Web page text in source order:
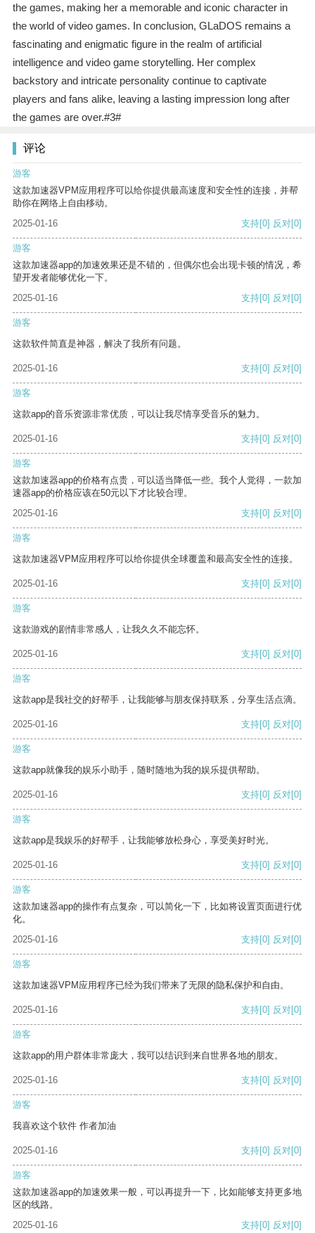
the games, making her a memorable and iconic character in
the world of video games. In conclusion, GLaDOS remains a
fascinating and enigmatic figure in the realm of artificial
intelligence and video game storytelling. Her complex
backstory and intricate personality continue to captivate
players and fans alike, leaving a lasting impression long after
the games are over.#3#
评论
游客
这款加速器VPM应用程序可以给你提供最高速度和安全性的连接，并帮
助你在网络上自由移动。
2025-01-16
支持[0] 反对[0]
游客
这款加速器app的加速效果还是不错的，但偶尔也会出现卡顿的情况，希
望开发者能够优化一下。
2025-01-16
支持[0] 反对[0]
游客
这款软件简直是神器，解决了我所有问题。
2025-01-16 支持[0] 反对[0]
游客
这款app的音乐资源非常优质，可以让我尽情享受音乐的魅力。
2025-01-16 支持[0] 反对[0]
游客
这款加速器app的价格有点贵，可以适当降低一些。我个人觉得，一款加
速器app的价格应该在50元以下才比较合理。
2025-01-16
支持[0] 反对[0]
游客
这款加速器VPM应用程序可以给你提供全球覆盖和最高安全性的连接。
2025-01-16 支持[0] 反对[0]
游客
这款游戏的剧情非常感人，让我久久不能忘怀。
2025-01-16 支持[0] 反对[0]
游客
这款app是我社交的好帮手，让我能够与朋友保持联系，分享生活点滴。
2025-01-16 支持[0] 反对[0]
游客
这款app就像我的娱乐小助手，随时随地为我的娱乐提供帮助。
2025-01-16 支持[0] 反对[0]
游客
这款app是我娱乐的好帮手，让我能够放松身心，享受美好时光。
2025-01-16 支持[0] 反对[0]
游客
这款加速器app的操作有点复杂，可以简化一下，比如将设置页面进行优
化。
2025-01-16
支持[0] 反对[0]
游客
这款加速器VPM应用程序已经为我们带来了无限的隐私保护和自由。
2025-01-16 支持[0] 反对[0]
游客
这款app的用户群体非常庞大，我可以结识到来自世界各地的朋友。
2025-01-16 支持[0] 反对[0]
游客
我喜欢这个软件 作者加油
2025-01-16 支持[0] 反对[0]
游客
这款加速器app的加速效果一般，可以再提升一下，比如能够支持更多地
区的线路。
2025-01-16
支持[0] 反对[0]